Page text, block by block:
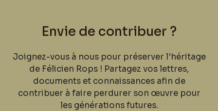
Envie de contribuer ?
Joignez-vous à nous pour préserver l'héritage
de Félicien Rops ! Partagez vos lettres,
documents et connaissances afin de
contribuer à faire perdurer son œuvre pour
les générations futures.